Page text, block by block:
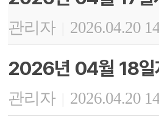
관리자 | 2026.04.20
2026년 04월 18일
관리자 | 2026.04.20